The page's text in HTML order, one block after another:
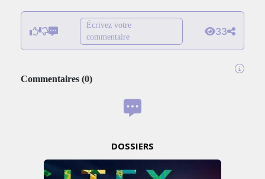
Écrivez votre
commentaire
33
Commentaires (0)
DOSSIERS